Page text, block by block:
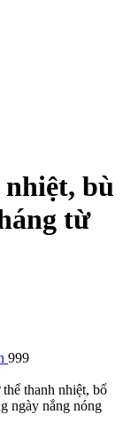
bù
từ
999
thanh nhiệt, bổ
ngày nắng nóng